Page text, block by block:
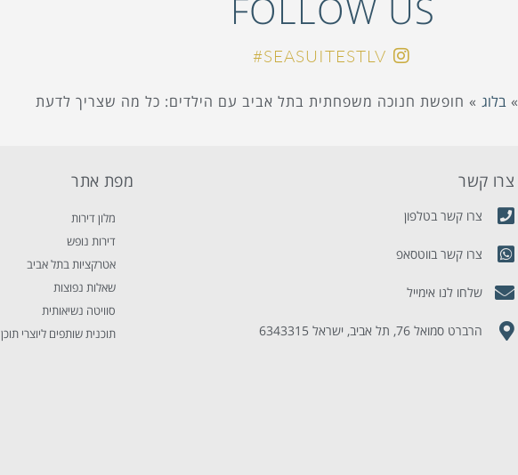
FOLLOW US
SEASUITESTLV#
»בלוג » חופשת חנוכה משפחתית בתל אביב עם הילדים: כל מה שצריך לדעת
צרו קשר
צרו קשר בטלפון
צרו קשר בווטסאפ
שלחו לנו אימייל
הרברט סמואל 76, תל אביב, ישראל 6343315
מפת אתר
מלון דירות
דירות נופש
אטרקציות בתל אביב
שאלות נפוצות
סוויטה נשיאותית
תוכנית שותפים ליוצרי תוכן